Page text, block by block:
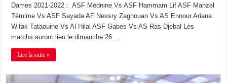
Dames 2021-2022 : ASF Médnine Vs ASF Hammam Lif ASF Manzel
Témime Vs ASF Sayada AF Nessry Zaghouan Vs AS Ennour Ariana
Wifak Tataouine Vs Al Hilal ASF Gabes Vs AS Ras Djebal Les
matchs auront lieu le dimanche 26 …
Lire la suite »